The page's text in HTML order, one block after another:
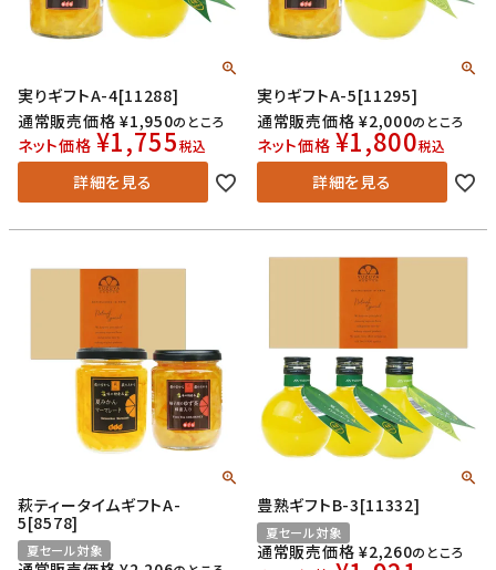
実りギフトA-4[11288]
通常販売価格 ¥1,950のところ
ネット価格 ¥1,755税込
詳細を見る
実りギフトA-5[11295]
通常販売価格 ¥2,000のところ
ネット価格 ¥1,800税込
詳細を見る
萩ティータイムギフトA-
5[8578]
夏セール対象
豊熟ギフトB-3[11332]
夏セール対象
通常販売価格 ¥2,260のところ